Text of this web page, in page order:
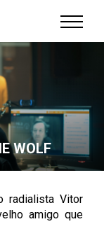
WOLF
radialista Vitor
amigo que